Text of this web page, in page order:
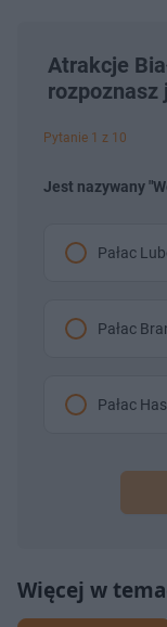
Atrakcje
rozpoznasz
Pytanie 1 z 10
Jest nazywany
Pałac
Pałac
Pałac